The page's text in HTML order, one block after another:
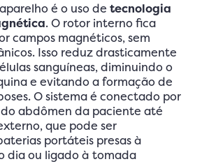
é o uso de tecnologia
. O rotor interno fica
campos magnéticos, sem
Isso reduz drasticamente
sanguíneas, diminuindo o
e evitando a formação de
O sistema é conectado por
abdômen da paciente até
que pode ser
portáteis presas à
dia ou ligado à tomada